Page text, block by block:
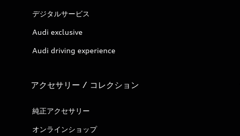
デジタルサービス
Audi exclusive
Audi driving experience
アクセサリー / コレクション
純正アクセサリー
オンラインショップ